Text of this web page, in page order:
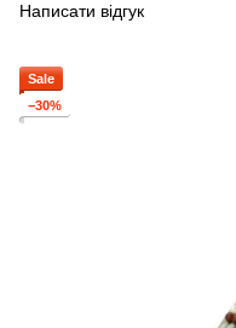
Написати відгук
Sale
−30%